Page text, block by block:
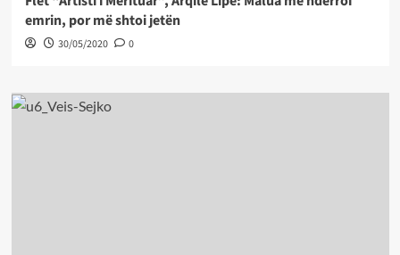
emrin, por më shtoi jetën
30/05/2020 0